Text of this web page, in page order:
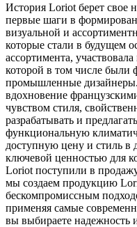
История Loriot берет свое
первые шаги в
визуальной и
которые стали в будущем
ассортимента,
которой в том числе были
промышленные
вдохновение
чувством стиля,
разрабатывать и
функциональную
доступную цену и стиль в
ключевой ценностью для
Loriot поступили в
мы создаем продукцию
бескомпромиссным
применяя самые
вы выбираете надежность